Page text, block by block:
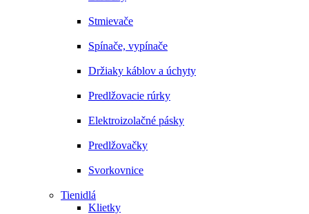
Stmievače
Spínače, vypínače
Držiaky káblov a úchyty
Predlžovacie rúrky
Elektroizolačné pásky
Predlžovačky
Svorkovnice
Tienidlá
Klietky